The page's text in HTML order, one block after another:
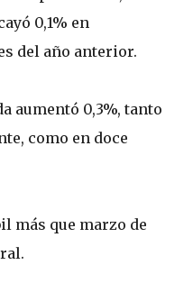
0,1% en
del año anterior.
aumentó 0,3%, tanto
como en doce
más que marzo de